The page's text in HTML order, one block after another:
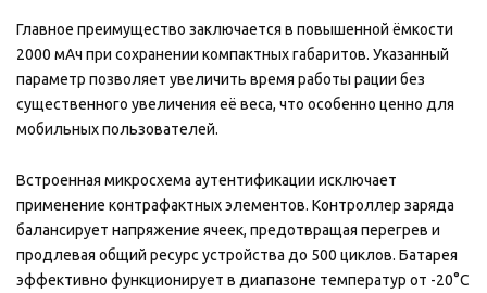
Главное преимущество заключается в повышенной ёмкости
2000 мАч при сохранении компактных габаритов. Указанный
параметр позволяет увеличить время работы рации без
существенного увеличения её веса, что особенно ценно для
мобильных пользователей.
Встроенная микросхема аутентификации исключает
применение контрафактных элементов. Контроллер заряда
балансирует напряжение ячеек, предотвращая перегрев и
продлевая общий ресурс устройства до 500 циклов. Батарея
эффективно функционирует в диапазоне температур от -20°C